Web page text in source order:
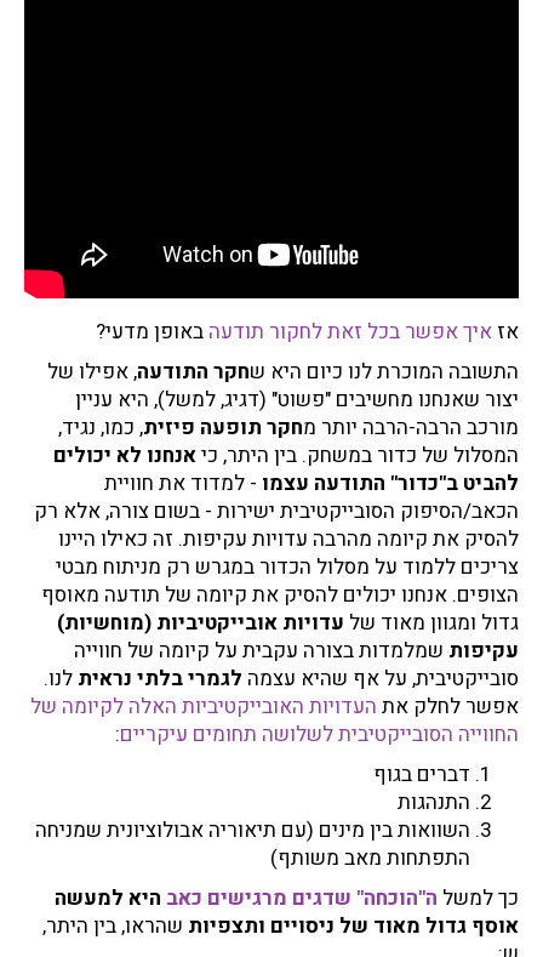
אז איך אפשר בכל זאת לחקור תודעה באופן מדעי?
התשובה המוכרת לנו כיום היא שחקר התודעה, אפילו של
יצור שאנחנו מחשיבים "פשוט" (דגיג, למשל), היא עניין
מורכב הרבה-הרבה יותר מחקר תופעה פיזית, כמו, נגיד,
המסלול של כדור במשחק. בין היתר, כיאנחנו לא יכולים
להביט ב"כדור" התודעה עצמו - למדוד את חוויית
הכאב/הסיפוק הסובייקטיבית ישירות - בשום צורה, אלא רק
להסיק את קיומה מהרבה עדויות עקיפות. זה כאילו היינו
צריכים ללמוד על מסלול הכדור במגרש רק מניתוח מבטי
הצופים. אנחנו יכולים להסיק את קיומה של תודעה מאוסף
גדול ומגוון מאוד של עדויות אובייקטיביות (מוחשיות)
עקיפות שמלמדות בצורה עקבית על קיומה של חווייה
סובייקטיבית, על אף שהיא עצמה לגמרי בלתי נראית לנו.
אפשר לחלק את העדויות האובייקטיביות האלה לקיומה של
החווייה הסובייקטיבית לשלושה תחומים עיקריים:
דברים בגוף
התנהגות
השוואות בין מינים (עם תיאוריה אבולוציונית שמניחה
התפתחות מאב משותף)
כך למשל ה"הוכחה" שדגים מרגישים כאב היא למעשה
אוסף גדול מאוד של ניסויים ותצפיות שהראו, בין היתר,